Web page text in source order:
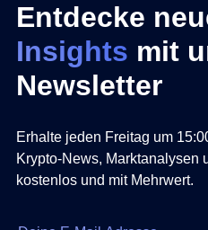
Entdecke
Insights mit
Newsletter
Erhalte jeden Freitag um
Krypto-News, Marktanalysen
kostenlos und mit Mehrwert.